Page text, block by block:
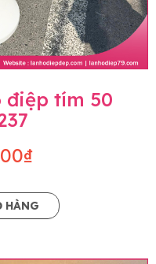
điệp tím 50
HÀNG